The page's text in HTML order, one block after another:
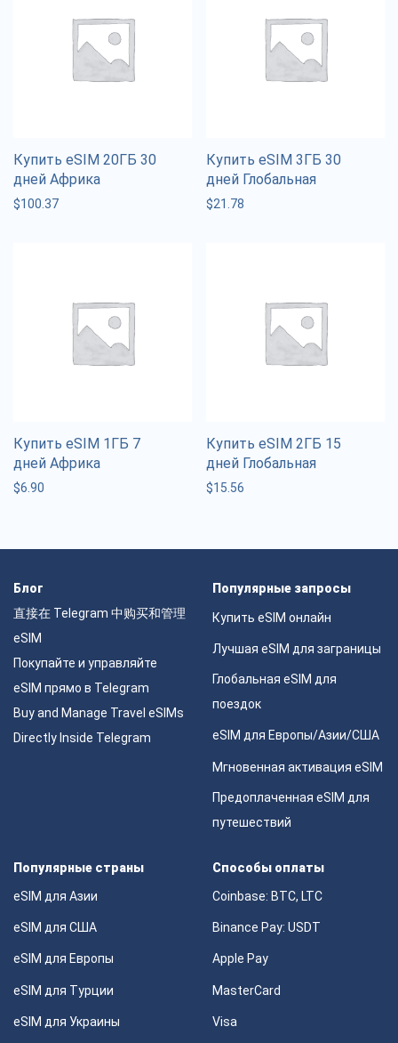
Купить eSIM 20ГБ 30
дней Африка
$100.37
Купить eSIM 3ГБ 30
дней Глобальная
$21.78
Купить eSIM 1ГБ 7
дней Африка
$6.90
Купить eSIM 2ГБ 15
дней Глобальная
$15.56
Блог
直接在 Telegram 中购买和管理
eSIM
Покупайте и управляйте
eSIM прямо в Telegram
Buy and Manage Travel eSIMs
Directly Inside Telegram
Популярные запросы
Купить eSIM онлайн
Лучшая eSIM для заграницы
Глобальная eSIM для
поездок
eSIM для Европы/Азии/США
Мгновенная активация eSIM
Предоплаченная eSIM для
путешествий
Популярные страны
eSIM для Азии
eSIM для США
eSIM для Европы
eSIM для Турции
eSIM для Украины
Способы оплаты
Coinbase: BTC, LTC
Binance Pay: USDT
Apple Pay
MasterCard
Visa